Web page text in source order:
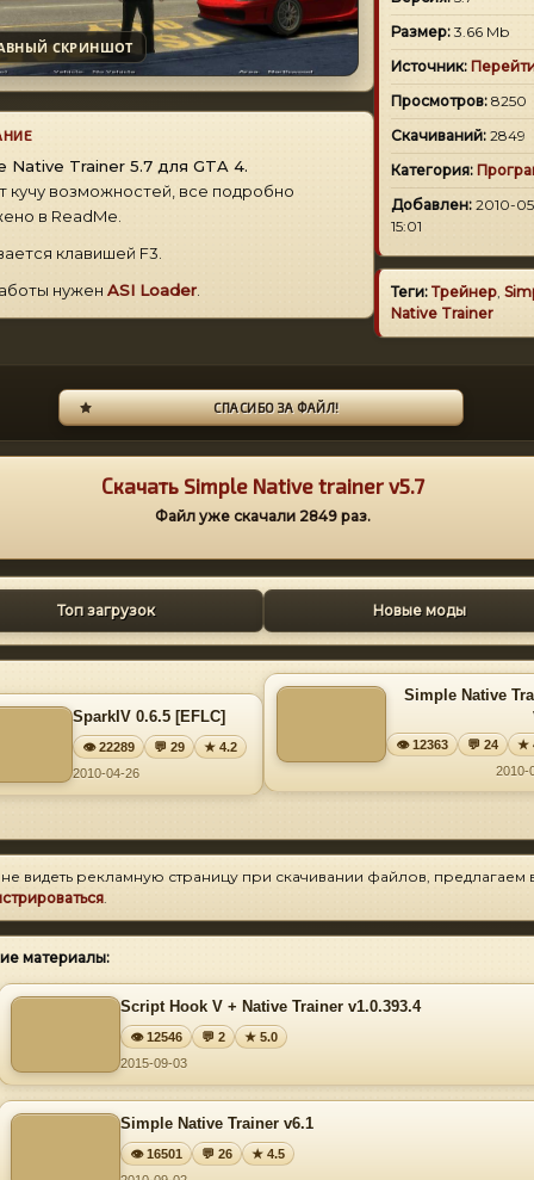
СКРИНШОТ
Native Trainer 5.7 для GTA 4.
кучу возможностей, все подробно
в ReadMe.
клавишей F3.
нужен ASI Loader
Размер: 3.66 Mb
Источник:
Просмотров: 8250
Скачиваний: 2849
Категория:
Добавлен: 2010-
15:01
Теги: Трейнер,
Native Trainer
СПАСИБО ЗА ФАЙЛ!
Скачать Simple Native trainer v5.7
Файл уже скачали 2849 раз.
Топ загрузок Новые моды
SparkIV 0.6.5 [EFLC]
👁 22289 💬 29
★ 4.2
2010-04-26
Simple Native
👁 12363 💬 24
★
2010-
видеть рекламную страницу при скачивании файлов, предлагаем
.
материалы:
Script Hook V + Native Trainer v1.0.393.4
👁 12546 💬 2
★ 5.0
2015-09-03
Simple Native Trainer v6.1
👁 16501 💬 26
★ 4.5